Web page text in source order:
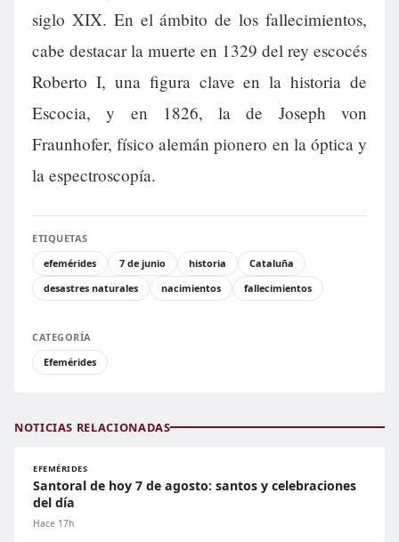
siglo XIX. En el ámbito de los fallecimientos,
cabe destacar la muerte en 1329 del rey escocés
Roberto I, una figura clave en la historia de
Escocia, y en 1826, la de Joseph von
Fraunhofer, físico alemán pionero en la óptica y
la espectroscopía.
ETIQUETAS
efemérides
7 de junio historia
Cataluña
desastres naturales
nacimientos fallecimientos
CATEGORÍA
Efemérides
NOTICIAS RELACIONADAS
EFEMÉRIDES
Santoral de hoy 7 de agosto: santos y celebraciones
del día
Hace 17h